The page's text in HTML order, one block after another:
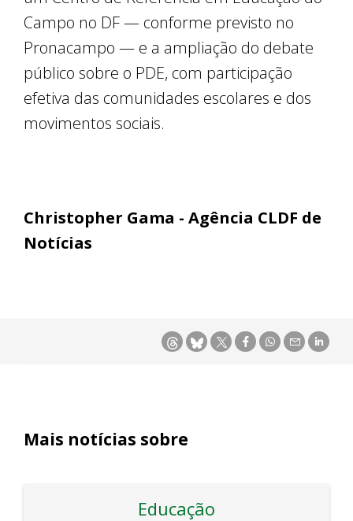
Campo no DF — conforme previsto no
Pronacampo — e a ampliação do debate
público sobre o PDE, com participação
efetiva das comunidades escolares e dos
movimentos sociais.
Christopher Gama - Agência CLDF de
Notícias
Mais notícias sobre
Educação